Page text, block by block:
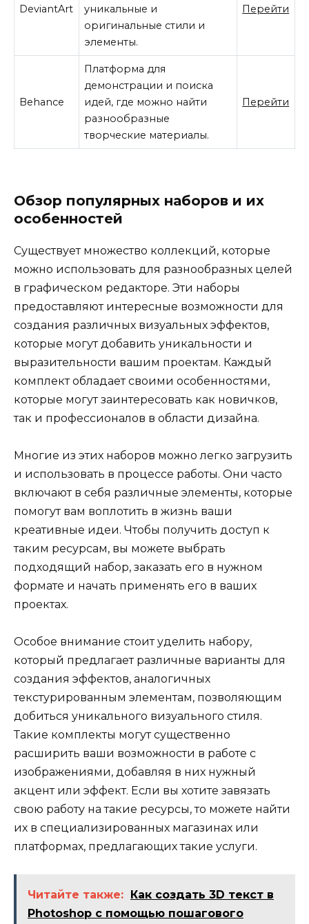
DeviantArt
уникальные и
оригинальные стили и
элементы.
Перейти
Behance
Платформа для
демонстрации и поиска
идей, где можно найти
разнообразные
творческие материалы.
Перейти
Обзор популярных наборов и их
особенностей
Существует множество коллекций, которые
можно использовать для разнообразных целей
в графическом редакторе. Эти наборы
предоставляют интересные возможности для
создания различных визуальных эффектов,
которые могут добавить уникальности и
выразительности вашим проектам. Каждый
комплект обладает своими особенностями,
которые могут заинтересовать как новичков,
так и профессионалов в области дизайна.
Многие из этих наборов можно легко загрузить
и использовать в процессе работы. Они часто
включают в себя различные элементы, которые
помогут вам воплотить в жизнь ваши
креативные идеи. Чтобы получить доступ к
таким ресурсам, вы можете выбрать
подходящий набор, заказать его в нужном
формате и начать применять его в ваших
проектах.
Особое внимание стоит уделить набору,
который предлагает различные варианты для
создания эффектов, аналогичных
текстурированным элементам, позволяющим
добиться уникального визуального стиля.
Такие комплекты могут существенно
расширить ваши возможности в работе с
изображениями, добавляя в них нужный
акцент или эффект. Если вы хотите завязать
свою работу на такие ресурсы, то можете найти
их в специализированных магазинах или
платформах, предлагающих такие услуги.
Читайте также:
Как создать 3D текст в
Photoshop с помощью пошагового